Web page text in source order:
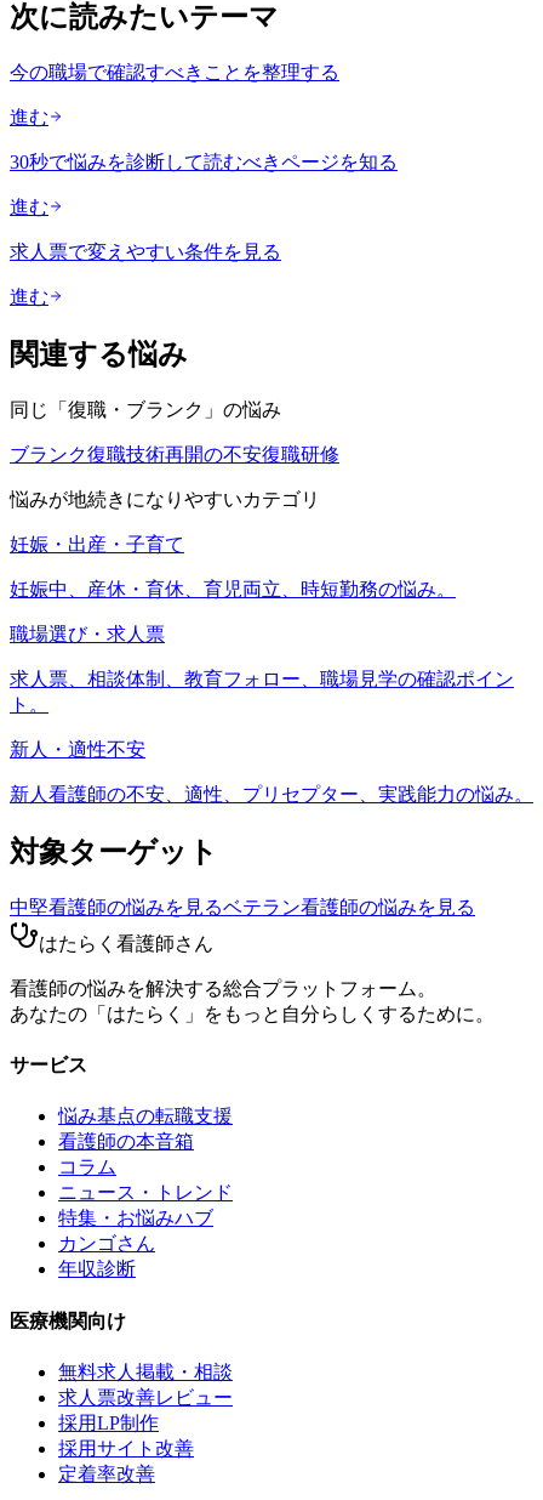
次に読みたいテーマ
今の職場で確認すべきことを整理する
進む
30秒で悩みを診断して読むべきページを知る
進む
求人票で変えやすい条件を見る
進む
関連する悩み
同じ「 復職・ブランク 」の悩み
ブランク復職技術再開の不安復職研修
悩みが地続きになりやすいカテゴリ
妊娠・出産・子育て
妊娠中、産休・育休、育児両立、時短勤務の悩み。
職場選び・求人票
求人票、相談体制、教育フォロー、職場見学の確認ポイン
ト。
新人・適性不安
新人看護師の不安、適性、プリセプター、実践能力の悩み。
対象ターゲット
中堅看護師の悩みを見るベテラン看護師の悩みを見る
はたらく看護師さん
看護師の悩みを解決する総合プラットフォーム。
あなたの「はたらく」をもっと自分らしくするために。
サービス
悩み基点の転職支援
看護師の本音箱
コラム
ニュース・トレンド
特集・お悩みハブ
カンゴさん
年収診断
医療機関向け
無料求人掲載・相談
求人票改善レビュー
採用LP制作
採用サイト改善
定着率改善